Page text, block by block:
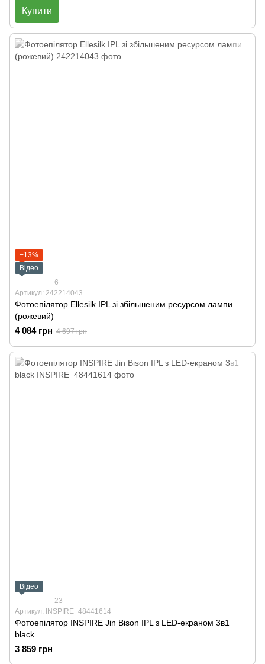
Купити
−13%
Відео
6
Артикул: 242214043
Фотоепілятор Ellesilk IPL зі збільшеним ресурсом лампи
(рожевий)
4 084 грн 4 697 грн
Відео
23
Артикул: INSPIRE_48441614
Фотоепілятор INSPIRE Jin Bison IPL з LED-екраном 3в1
black
3 859 грн